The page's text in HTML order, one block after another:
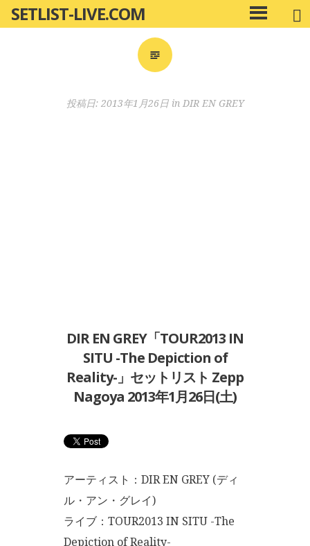
ン
SETLIST-LIVE.COM
メ
イ
投稿日: 2013年1月26日in DIR EN GREY
DIR EN GREY「TOUR2013 IN
SITU -The Depiction of
Reality-」セットリスト Zepp
Nagoya 2013年1月26日(土)
アーティスト：DIR EN GREY (ディ
ル・アン・グレイ)
ライブ：TOUR2013 IN SITU -The
Depiction of Reality-